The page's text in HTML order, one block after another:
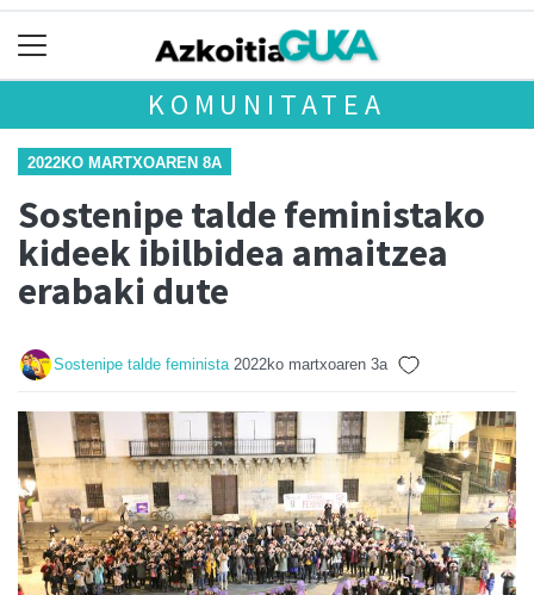
KOMUNITATEA
2022KO MARTXOAREN 8A
Sostenipe talde feministako
kideek ibilbidea amaitzea
erabaki dute
Sostenipe talde feminista 2022ko martxoaren 3a